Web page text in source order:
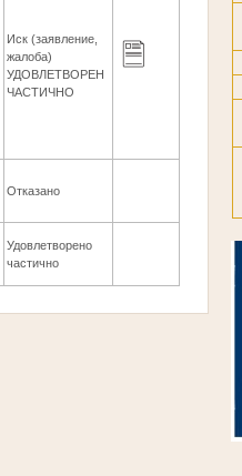
Иск (заявление,
жалоба)
УДОВЛЕТВОРЕН
ЧАСТИЧНО
Отказано
Удовлетворено
частично